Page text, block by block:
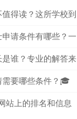
得读？这所学校到
请条件有哪些？一
谁？专业的解答来
需要哪些条件？🎓
站上的排名和信息